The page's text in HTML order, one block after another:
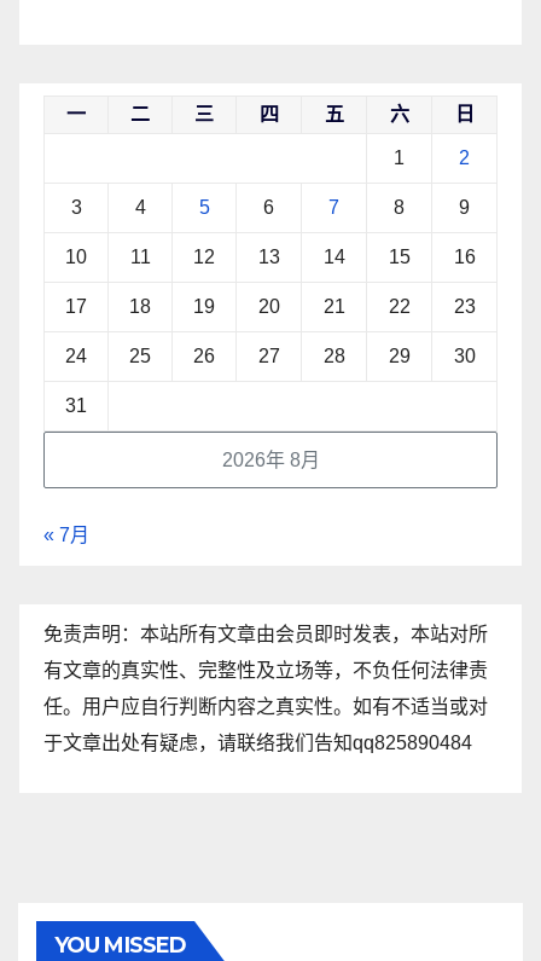
2026年 8月
一 二 三 四 五 六 日
1 2
3 4 5 6 7 8 9
10 11 12 13 14 15 16
17 18 19 20 21 22 23
24 25 26 27 28 29 30
31
« 7月
免责声明：本站所有文章由会员即时发表，本站对所
有文章的真实性、完整性及立场等，不负任何法律责
任。用户应自行判断内容之真实性。如有不适当或对
于文章出处有疑虑，请联络我们告知qq825890484
YOU MISSED